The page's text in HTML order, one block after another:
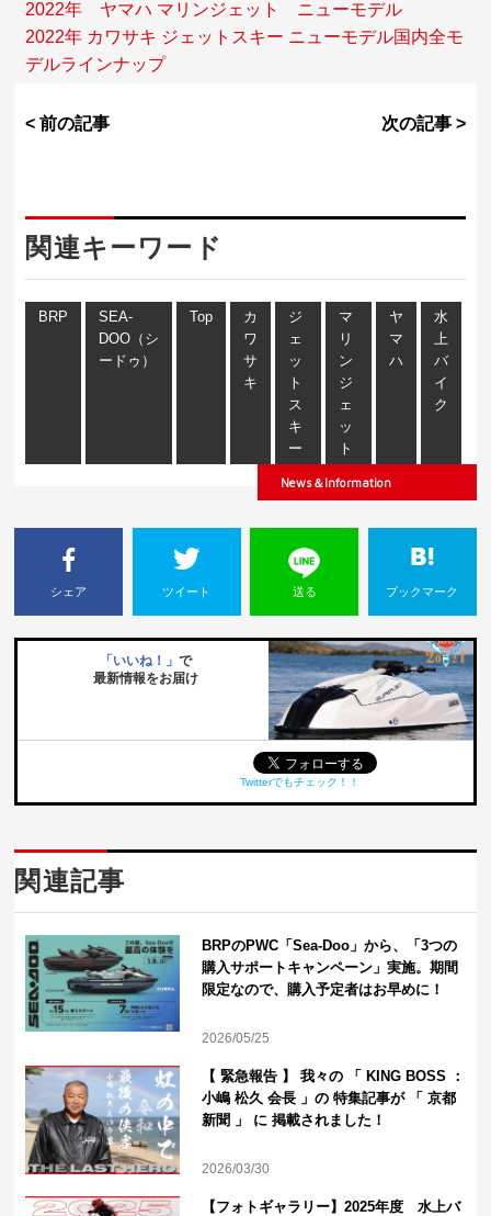
2022年 ヤマハ マリンジェット ニューモデル
2022年 カワサキ ジェットスキー ニューモデル国内全モ
デルラインナップ
< 前の記事 次の記事 >
関連キーワード
BRP
SEA-
DOO（シ
ードゥ）
Top
カ
ワ
サ
キ
ジ
ェ
ッ
ト
ス
キ
ー
マ
リ
ン
ジ
ェ
ッ
ト
ヤ
マ
ハ
水
上
バ
イ
ク
News＆Information
シェア ツイート 送る ブックマーク
「いいね！」 で
最新情報をお届け
Twitterでもチェック！！
関連記事
BRPのPWC「Sea-Doo」から、「3つの
購入サポートキャンペーン」実施。期間
限定なので、購入予定者はお早めに！
2026/05/25
【 緊急報告 】 我々の 「 KING BOSS ：
小嶋 松久 会長 」の 特集記事が 「 京都
新聞 」 に 掲載されました！
2026/03/30
【フォトギャラリー】2025年度 水上バ